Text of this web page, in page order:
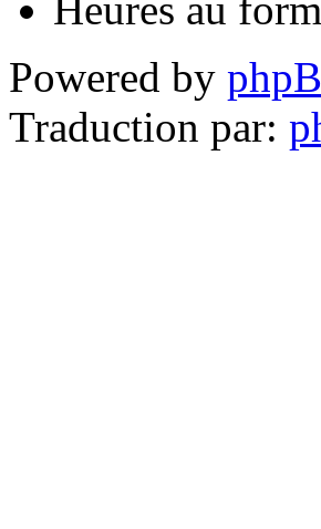
Powered by
Traduction par: